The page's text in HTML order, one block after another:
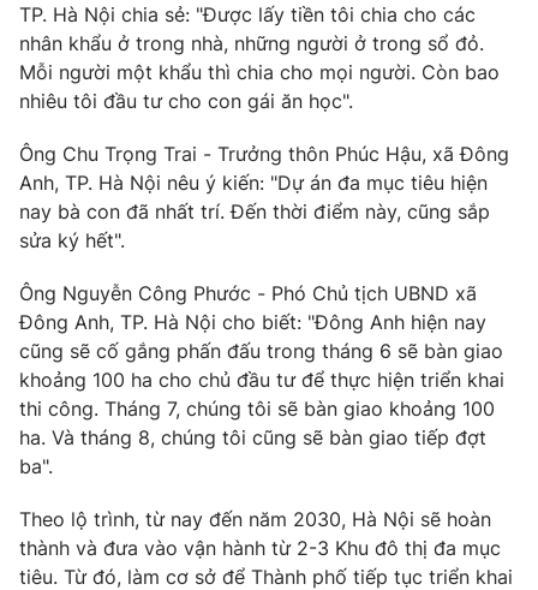
® Cấm sao chép dưới mọi hình thức nếu không có sự chấp
thuận bằng văn bản. Ghi rõ nguồn VTV.vn khi phát hành lại
thông tin từ website này.
TP. Hà Nội chia sẻ: "Được lấy tiền tôi chia cho các
nhân khẩu ở trong nhà, những người ở trong sổ đỏ.
Mỗi người một khẩu thì chia cho mọi người. Còn bao
nhiêu tôi đầu tư cho con gái ăn học".
Ông Chu Trọng Trai - Trưởng thôn Phúc Hậu, xã Đông
Anh, TP. Hà Nội nêu ý kiến: "Dự án đa mục tiêu hiện
nay bà con đã nhất trí. Đến thời điểm này, cũng sắp
sửa ký hết".
Ông Nguyễn Công Phước - Phó Chủ tịch UBND xã
Đông Anh, TP. Hà Nội cho biết: "Đông Anh hiện nay
cũng sẽ cố gắng phấn đấu trong tháng 6 sẽ bàn giao
khoảng 100 ha cho chủ đầu tư để thực hiện triển khai
thi công. Tháng 7, chúng tôi sẽ bàn giao khoảng 100
ha. Và tháng 8, chúng tôi cũng sẽ bàn giao tiếp đợt
ba".
Theo lộ trình, từ nay đến năm 2030, Hà Nội sẽ hoàn
thành và đưa vào vận hành từ 2-3 Khu đô thị đa mục
tiêu. Từ đó, làm cơ sở để Thành phố tiếp tục triển khai